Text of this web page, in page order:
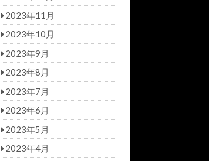
2023年11月
2023年10月
2023年9月
2023年8月
2023年7月
2023年6月
2023年5月
2023年4月